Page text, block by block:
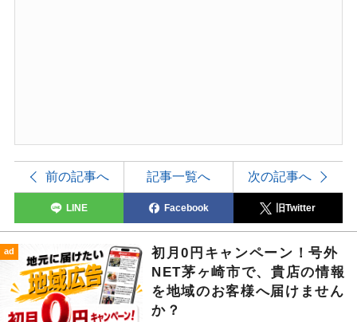
前の記事へ 記事一覧へ 次の記事へ
LINE Facebook 旧Twitter
ad
初月0円キャンペーン！号外
NET茅ヶ崎市で、貴店の情報
を地域のお客様へ届けません
か？